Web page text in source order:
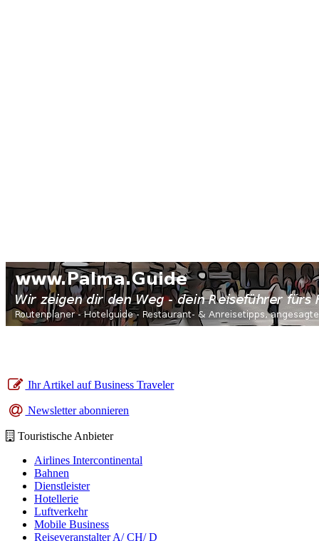
Ihr Artikel auf Business Traveler
Newsletter abonnieren
Touristische Anbieter
Airlines Intercontinental
Bahnen
Dienstleister
Hotellerie
Luftverkehr
Mobile Business
Reiseveranstalter A/ CH/ D